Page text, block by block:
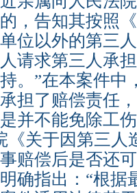
，告知其按照
位以外的第三
请求第三人承
。”在本案件中
担了赔偿责任
并不能免除工
《关于因第三人
赔偿后是否还
确指出：“根据